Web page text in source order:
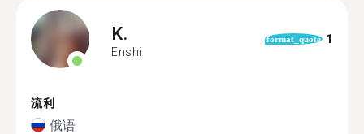
K.
Enshi
format_quote 1
流利
俄语